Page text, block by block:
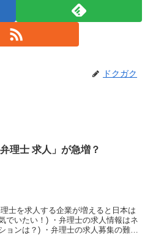
ドクガク
弁理士 求人」が急増？
士を求人する企業が増えると日本は
でいたい！) ・弁理士の求人情報はネ
ョンは？) ・弁理士の求人募集の難し